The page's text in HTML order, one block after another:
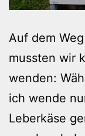
Auf dem
mussten wir
wenden:
ich wende
Leberkäse